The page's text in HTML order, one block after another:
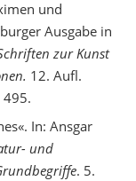
und
Ausgabe in
zur Kunst
12. Aufl.
495.
In: Ansgar
und
. 5.